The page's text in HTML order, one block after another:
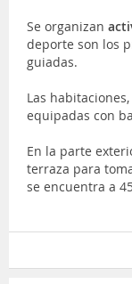
Se organizan
deporte son los
guiadas.
Las
equipadas con
En la parte
terraza para
se encuentra a